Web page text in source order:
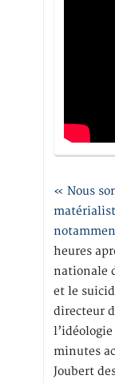
« Nous
heures
nationale
et le
directeur
minutes
Joubert